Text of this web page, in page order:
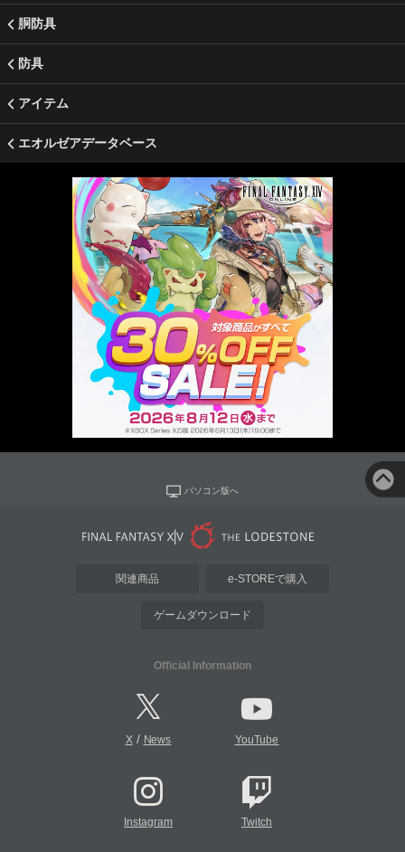
胴防具
防具
アイテム
エオルゼアデータベース
パソコン版へ
関連商品 e-STOREで購入
ゲームダウンロード
Official Information
X/ News YouTube
Instagram Twitch